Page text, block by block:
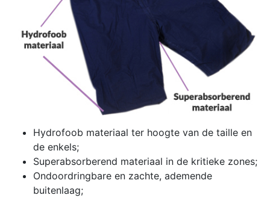
Hydrofoob materiaal ter hoogte van de taille en
de enkels;
Superabsorberend materiaal in de kritieke zones;
Ondoordringbare en zachte, ademende
buitenlaag;